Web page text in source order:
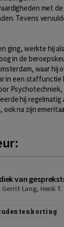
met
Tevens
ging, werkte hij
in de
waar hij
in een staffunctie
Psychotechniek,
hij regelmatig
na zijn
van
Gerrit Lang, Henk